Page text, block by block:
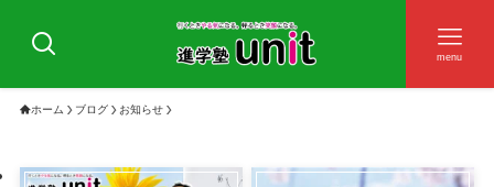
menu
ホーム ブログ お知らせ